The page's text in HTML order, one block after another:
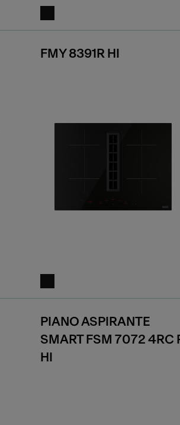
FMY 8391R HI
PIANO ASPIRANTE
SMART FSM 7072 4RC
HI